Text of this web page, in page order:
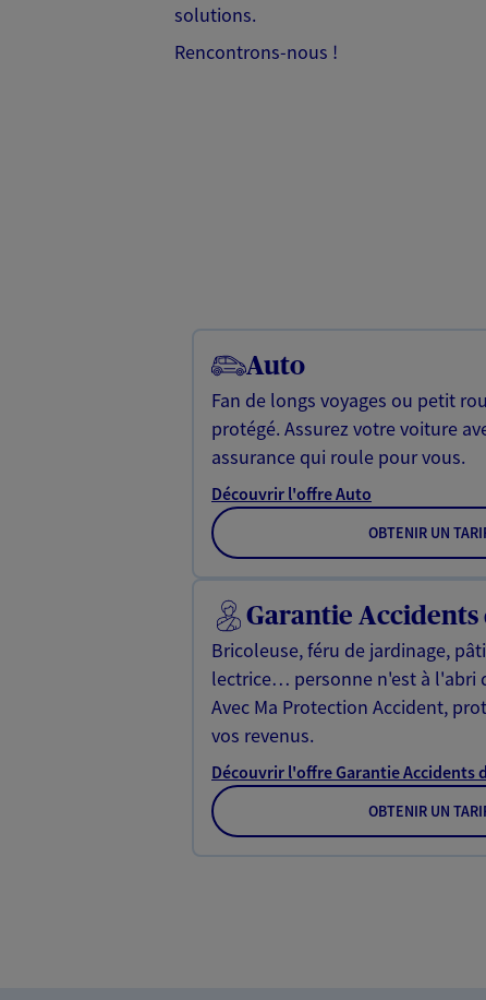
solutions.
Rencontrons-nous !
Auto
Fan de longs voyages ou petit
protégé. Assurez votre voiture
assurance qui roule pour vous.
Découvrir l'offre Auto
OBTENIR UN
Garantie Accidents
Bricoleuse, féru de jardinage,
lectrice… personne n'est à l'abri
Avec Ma Protection Accident,
vos revenus.
Découvrir l'offre Garantie Accidents
OBTENIR UN